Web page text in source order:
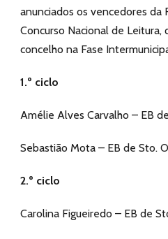
anunciados os vencedores da
Concurso Nacional de Leitura,
concelho na Fase
1.º ciclo
Amélie Alves Carvalho – EB
Sebastião Mota – EB de Sto.
2.º ciclo
Carolina Figueiredo – EB de